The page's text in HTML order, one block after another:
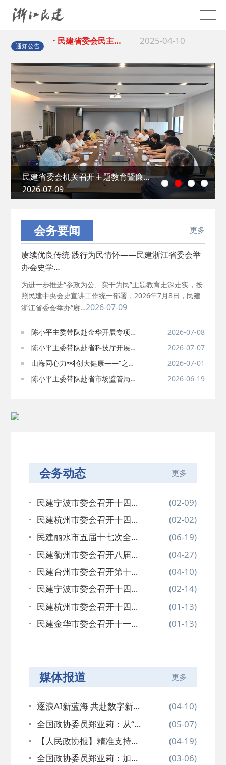
通知公告
· 民建省委会民主…
· 中国民主建国会… 2025-02-24
· 中国民主建国会… 2024-08-28
· 中国民主建国会… 2024-03-04
· 民建北仑六支部… 2026-06-18
· 中国民主建国会… 2026-02-25
· 中国民主建国会… 2025-08-28
· 民主党派整体智…
· 民建省委会民主… 2025-04-10
· 中国民主建国会… 2025-02-24
· 中国民主建国会… 2024-03-04
民建省委会机关召开主题教育暨廉…
2026-07-09
会务要闻 更多
赓续优良传统 践行为民情怀——民建浙江省委会举
办会史学…
为进一步推进“参政为公、实干为民”主题教育走深走实，按
照民建中央会史宣讲工作统一部署，2026年7月8日，民建
浙江省委会举办“赓…2026-07-09
陈小平主委带队赴金华开展专项民
主监督调研
2026-07-08
陈小平主委带队赴省科技厅开展专
题调研
2026-07-07
山海同心力•科创大健康——“之江
同心•经济圆桌会议”…
2026-07-01
陈小平主委带队赴省市场监管局走
2026-06-19
会务动态 更多
民建宁波市委会召开十四届
七次全体…
(02-09)
民建杭州市委会召开十四届
十次全体…
(02-02)
民建丽水市五届十七次全体
会议召开…
(06-19)
民建衢州市委会召开八届十
六次全体…
(04-27)
民建台州市委会召开第十五
次理论学…
(04-10)
民建宁波市委会召开十四届
六次全委…
(02-14)
民建杭州市委会召开十四届
八次全体…
(01-13)
民建金华市委会召开十一届
(01-13)
媒体报道 更多
逐浪AI新蓝海 共赴数字新征
程——…
(04-10)
全国政协委员郑亚莉：从“单
兵作战…
(05-07)
【人民政协报】精准支持中
小企业走…
(04-19)
全国政协委员郑亚莉：加快
(03-06)